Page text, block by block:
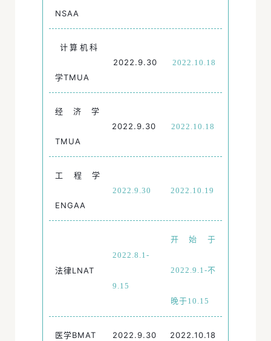
NSAA
计算机科
学TMUA
2022.9.30 2022.10.18
经济学
TMUA
2022.9.30 2022.10.18
工程学
ENGAA
2022.9.30 2022.10.19
法律LNAT
2022.8.1-
9.15
开始于
2022.9.1-不
晚于10.15
医学BMAT 2022.9.30 2022.10.18